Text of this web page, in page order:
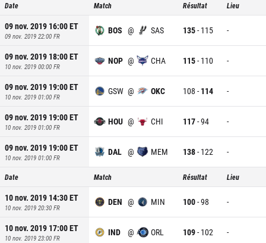
Date Match Résultat Lieu
09 nov. 2019 16:00ET
09 nov. 2019 22:00 FR
BOS @ SAS 135- 115 -
09 nov. 2019 18:00ET
10 nov. 2019 00:00 FR
NOP @ CHA 115- 110 -
09 nov. 2019 19:00ET
10 nov. 2019 01:00 FR
GSW @ OKC 108 - 114 -
09 nov. 2019 19:00ET
10 nov. 2019 01:00 FR
HOU @ CHI 117-94 -
09 nov. 2019 19:00ET
10 nov. 2019 01:00 FR
DAL @ MEM 138- 122 -
Date Match Résultat Lieu
10 nov. 2019 14:30ET
10 nov. 2019 20:30 FR
DEN @ MIN 100-98 -
10 nov. 2019 17:00ET
10 nov. 2019 23:00 FR
IND @ ORL 109- 102 -